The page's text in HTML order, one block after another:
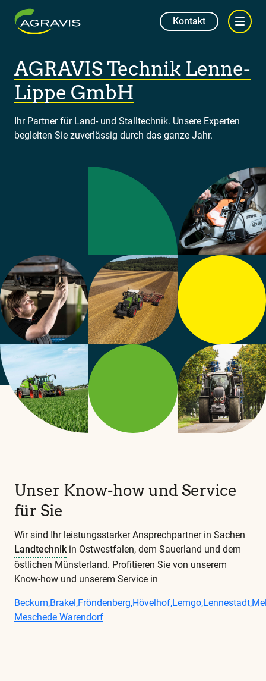
Kontakt
AGRAVIS Technik Lenne-
Lippe GmbH
Ihr Partner für Land- und Stalltechnik. Unsere Experten
begleiten Sie zuverlässig durch das ganze Jahr.
Unser Know-how und Service
für Sie
Wir sind Ihr leistungsstarker Ansprechpartner in Sachen
Landtechnikin Ostwestfalen, dem Sauerland und dem
östlichen Münsterland. Profitieren Sie von unserem
Know-how und unserem Service in
Beckum,Brakel,Fröndenberg,Hövelhof,Lemgo,Lennestadt,
Meschede Warendorf